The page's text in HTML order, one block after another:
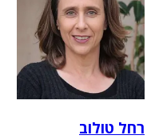
רחל טולוב